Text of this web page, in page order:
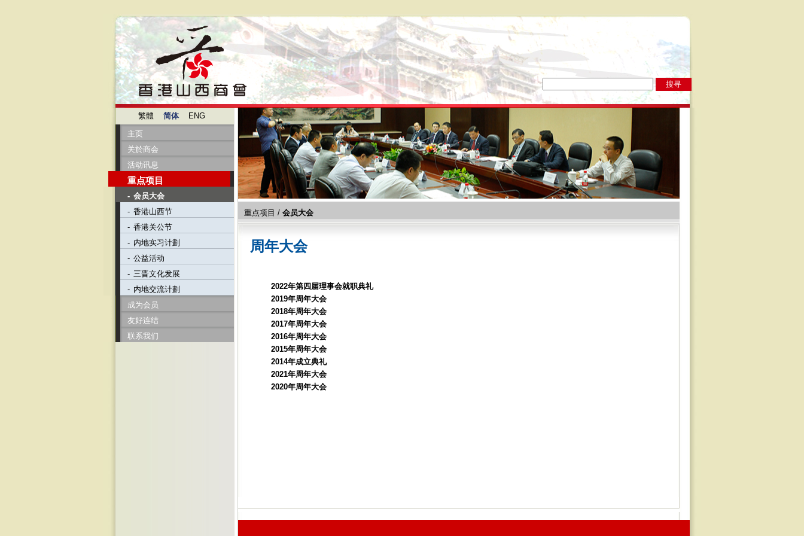
繁體 简体
ENG
主页
关於商会
活动讯息
重点项目
- 会员大会
- 香港山西节
- 香港关公节
- 内地实习计劃
- 公益活动
- 三晋文化发展
- 内地交流计劃
成为会员
友好连结
联系我们
重点项目 / 会员大会
周年大会
2022年第四届理事会就职典礼
2019年周年大会
2018年周年大会
2017年周年大会
2016年周年大会
2015年周年大会
2014年成立典礼
2021年周年大会
2020年周年大会